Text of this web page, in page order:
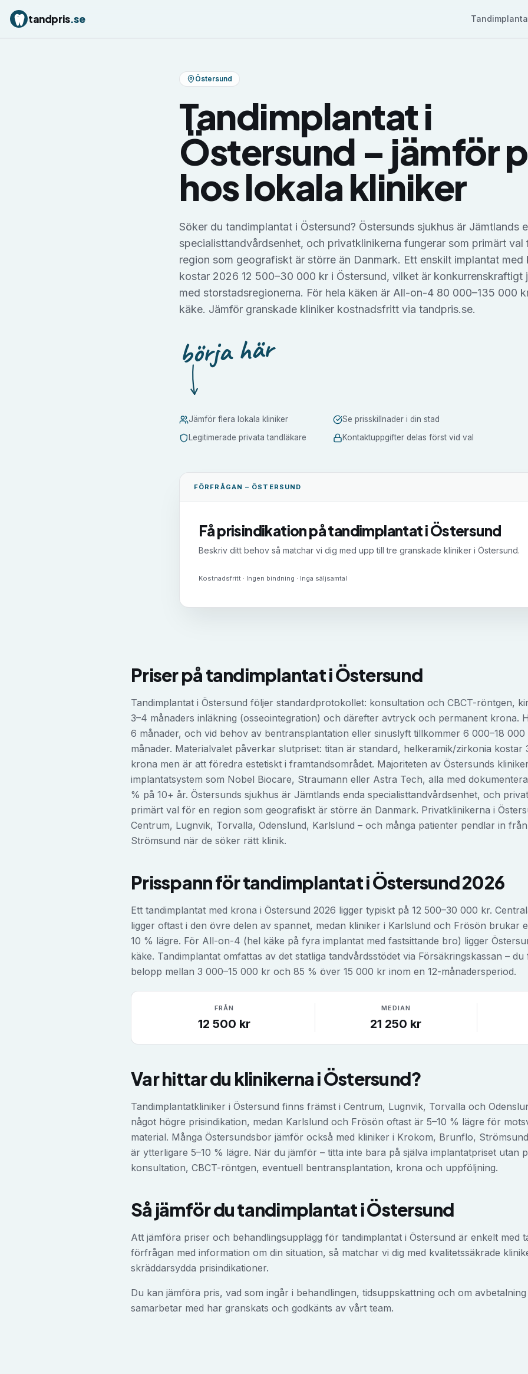
tandpris.se
Östersund
Tandimplantati
Östersund – jämför
hos lokala kliniker
Söker du tandimplantat i Östersund? Östersunds sjukhus är Jämtlands
specialisttandvårdsenhet, och privatklinikerna fungerar som primärt val
region som geografiskt är större än Danmark. Ett enskilt implantat med
kostar 2026 12 500–30 000 kr i Östersund, vilket är konkurrenskraftigt
med storstadsregionerna. För hela käken är All-on-4 80 000–135 000
käke. Jämför granskade kliniker kostnadsfritt via tandpris.se.
börja här
Jämför flera lokala kliniker
Se prisskillnader i din stad
Legitimerade privata tandläkare
Kontaktuppgifter delas först vid val
FÖRFRÅGAN – ÖSTERSUND
Få prisindikation påtandimplantatiÖstersund
Beskriv ditt behov så matchar vi dig med upp till tre granskade kliniker i Östersund.
Kostnadsfritt · Ingen bindning · Inga säljsamtal
Priser påtandimplantatiÖstersund
Tandimplantat i Östersund följer standardprotokollet: konsultation och CBCT-röntgen,
3–4 månaders inläkning (osseointegration) och därefter avtryck och permanent krona.
6 månader, och vid behov av bentransplantation eller sinuslyft tillkommer 6 000–18
månader. Materialvalet påverkar slutpriset: titan är standard, helkeramik/zirkonia
krona men är att föredra estetiskt i framtandsområdet. Majoriteten av Östersunds
implantatsystem som Nobel Biocare, Straumann eller Astra Tech, alla med
% på 10+ år. Östersunds sjukhus är Jämtlands enda specialisttandvårdsenhet, och
primärt val för en region som geografiskt är större än Danmark. Privatklinikerna i
Centrum, Lugnvik, Torvalla, Odenslund, Karlslund – och många patienter pendlar in
Strömsund när de söker rätt klinik.
Prisspann förtandimplantatiÖstersund2026
Ett tandimplantat med krona i Östersund 2026 ligger typiskt på 12 500–30 000 kr.
ligger oftast i den övre delen av spannet, medan kliniker i Karlslund och Frösön brukar
10 % lägre. För All-on-4 (hel käke på fyra implantat med fastsittande bro) ligger
käke. Tandimplantat omfattas av det statliga tandvårdsstödet via Försäkringskassan –
belopp mellan 3 000–15 000 kr och 85 % över 15 000 kr inom en 12-månadersperiod.
FRÅN
12 500 kr
MEDIAN
21 250 kr
Var hittar du klinikerna iÖstersund?
Tandimplantatkliniker i Östersund finns främst i Centrum, Lugnvik, Torvalla och
något högre prisindikation, medan Karlslund och Frösön oftast är 5–10 % lägre för
material. Många Östersundsbor jämför också med kliniker i Krokom, Brunflo,
är ytterligare 5–10 % lägre. När du jämför – titta inte bara på själva implantatpriset utan
konsultation, CBCT-röntgen, eventuell bentransplantation, krona och uppföljning.
Så jämför dutandimplantatiÖstersund
Att jämföra priser och behandlingsupplägg för tandimplantat i Östersund är enkelt med
förfrågan med information om din situation, så matchar vi dig med kvalitetssäkrade
skräddarsydda prisindikationer.
Du kan jämföra pris, vad som ingår i behandlingen, tidsuppskattning och om
samarbetar med har granskats och godkänts av vårt team.